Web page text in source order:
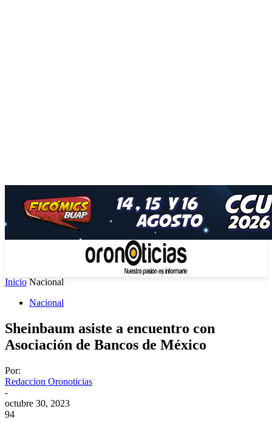
Inicio Nacional
Nacional
Sheinbaum asiste a encuentro con
Asociación de Bancos de México
Por:
Redaccion Oronoticias
-
octubre 30, 2023
94